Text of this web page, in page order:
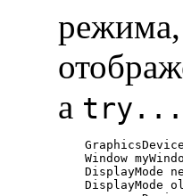
режима,
a
Window
DisplayMode
DisplayMode